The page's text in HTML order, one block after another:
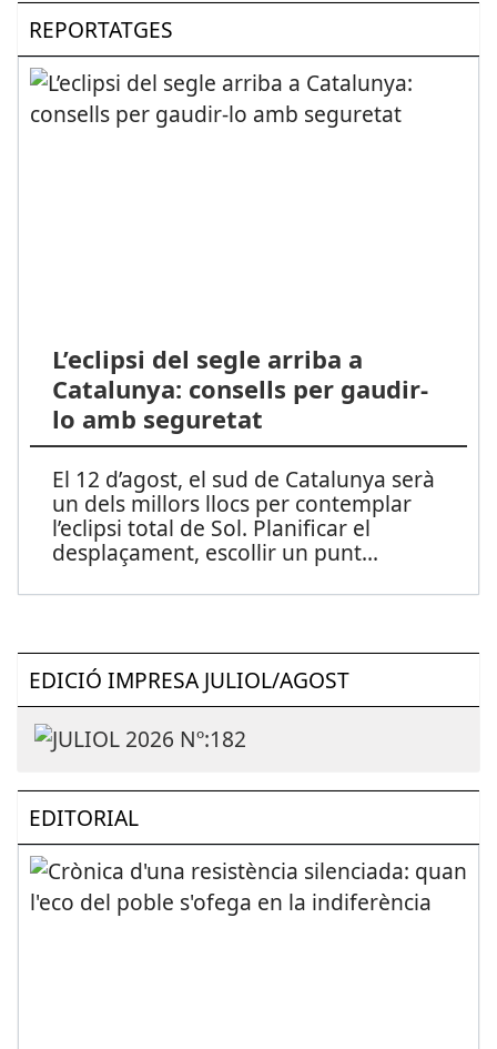
REPORTATGES
L’eclipsi del segle arriba a
Catalunya: consells per gaudir-
lo amb seguretat
El 12 d’agost, el sud de Catalunya serà
un dels millors llocs per contemplar
l’eclipsi total de Sol. Planificar el
desplaçament, escollir un punt...
EDICIÓ IMPRESA JULIOL/AGOST
EDITORIAL